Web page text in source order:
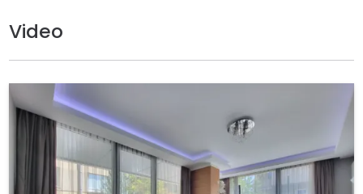
Video